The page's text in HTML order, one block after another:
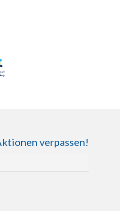
verpassen!